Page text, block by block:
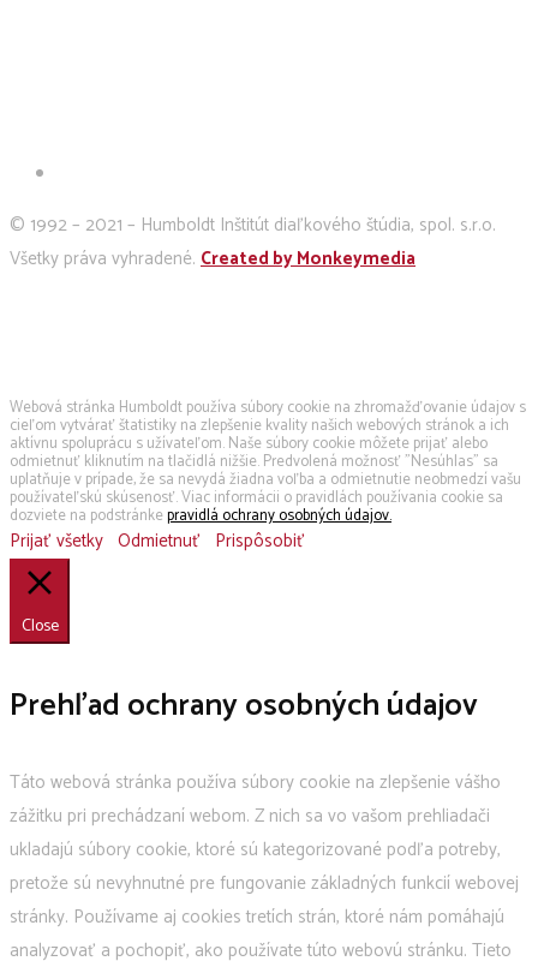
© 1992 – 2021 – Humboldt Inštitút diaľkového štúdia, spol. s.r.o.
Všetky práva vyhradené. Created by Monkeymedia
Webová stránka Humboldt používa súbory cookie na zhromažďovanie údajov s
cieľom vytvárať štatistiky na zlepšenie kvality našich webových stránok a ich
aktívnu spoluprácu s užívateľom. Naše súbory cookie môžete prijať alebo
odmietnuť kliknutím na tlačidlá nižšie. Predvolená možnosť "Nesúhlas" sa
uplatňuje v prípade, že sa nevydá žiadna voľba a odmietnutie neobmedzí vašu
používateľskú skúsenosť. Viac informácii o pravidlách používania cookie sa
dozviete na podstránkepravidlá ochrany osobných údajov.
Prijať všetky Odmietnuť Prispôsobiť
Close
Prehľad ochrany osobných údajov
Táto webová stránka používa súbory cookie na zlepšenie vášho
zážitku pri prechádzaní webom. Z nich sa vo vašom prehliadači
ukladajú súbory cookie, ktoré sú kategorizované podľa potreby,
pretože sú nevyhnutné pre fungovanie základných funkcií webovej
stránky. Používame aj cookies tretích strán, ktoré nám pomáhajú
analyzovať a pochopiť, ako používate túto webovú stránku. Tieto